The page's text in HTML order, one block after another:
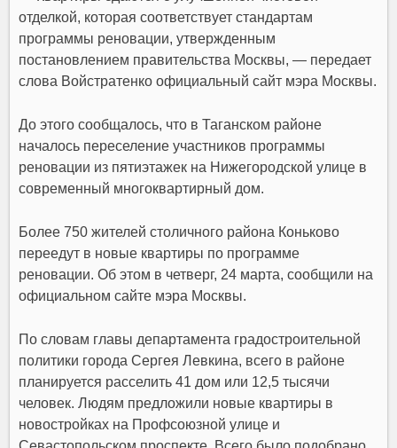
отделкой, которая соответствует стандартам
программы реновации, утвержденным
постановлением правительства Москвы, — передает
слова Войстратенко официальный сайт мэра Москвы.
До этого сообщалось, что в Таганском районе
началось переселение участников программы
реновации из пятиэтажек на Нижегородской улице в
современный многоквартирный дом.
Более 750 жителей столичного района Коньково
переедут в новые квартиры по программе
реновации. Об этом в четверг, 24 марта, сообщили на
официальном сайте мэра Москвы.
По словам главы департамента градостроительной
политики города Сергея Левкина, всего в районе
планируется расселить 41 дом или 12,5 тысячи
человек. Людям предложили новые квартиры в
новостройках на Профсоюзной улице и